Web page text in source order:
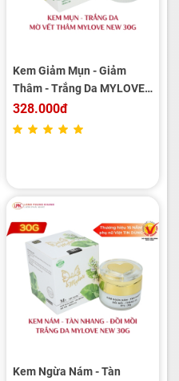
Kem Giảm Mụn - Giảm
Thâm - Trắng Da MYLOVE
NEW 30g
328.000đ
Kem Ngừa Nám - Tàn